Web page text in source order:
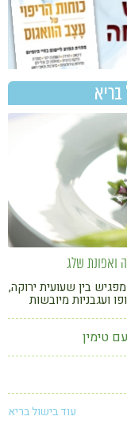
בריא
ואפונת שלג
בין שעועית ירוקה,
ועגבניות מיובשות
טימין
עוד בישול בריא